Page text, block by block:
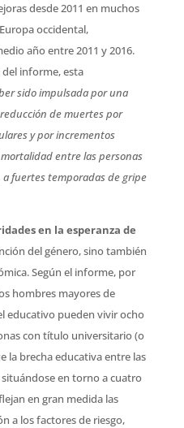
desde 2011 en muchos
occidental,
año entre 2011 y 2016.
informe, esta
sido impulsada por una
de muertes por
y por incrementos
entre las personas
fuertes temporadas de gripe
en la esperanza de
del género, sino también
Según el informe, por
hombres mayores de
educativo pueden vivir ocho
con título universitario (o
brecha educativa entre las
en torno a cuatro
en gran medida las
a los factores de riesgo,